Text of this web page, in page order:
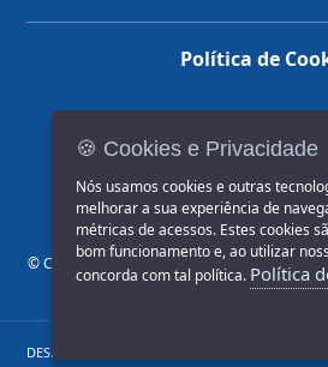
Política de
© COPYRIGHT 2026, Prefeitura Municipal
Centro CEP: 17201-
DESENVOLVIDO POR
🍪 Cookies e Privacidade
Nós usamos cookies e outras
melhorar a sua experiência de
métricas de acessos. Estes cookies
bom funcionamento e, ao utilizar
concorda com tal política. Política